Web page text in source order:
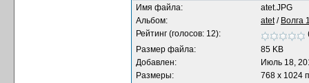
Имя файла:
atet.JPG
Альбом:
atet/ Волга
Рейтинг (голосов: 12):
Размер файла:
85 KB
Добавлен:
Июль 18,
Размеры:
768 x 1024